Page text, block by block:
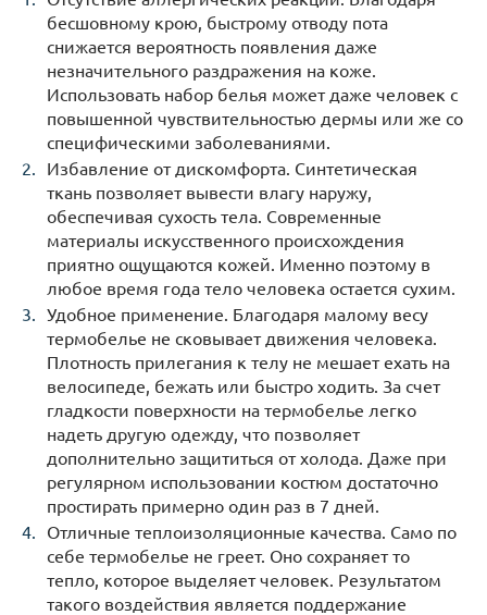
бесшовному крою, быстрому отводу пота
снижается вероятность появления даже
незначительного раздражения на коже.
Использовать набор белья может даже человек с
повышенной чувствительностью дермы или же со
специфическими заболеваниями.
Избавление от дискомфорта. Синтетическая
ткань позволяет вывести влагу наружу,
обеспечивая сухость тела. Современные
материалы искусственного происхождения
приятно ощущаются кожей. Именно поэтому в
любое время года тело человека остается сухим.
Удобное применение. Благодаря малому весу
термобелье не сковывает движения человека.
Плотность прилегания к телу не мешает ехать на
велосипеде, бежать или быстро ходить. За счет
гладкости поверхности на термобелье легко
надеть другую одежду, что позволяет
дополнительно защититься от холода. Даже при
регулярном использовании костюм достаточно
простирать примерно один раз в 7 дней.
Отличные теплоизоляционные качества. Само по
себе термобелье не греет. Оно сохраняет то
тепло, которое выделяет человек. Результатом
такого воздействия является поддержание